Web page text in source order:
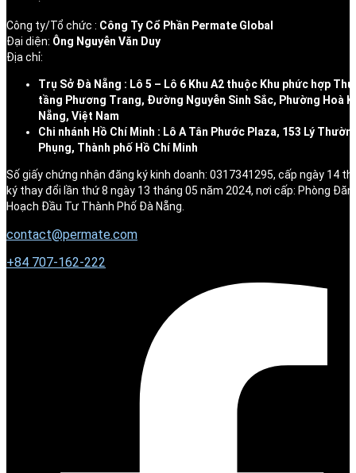
Công ty/Tổ chức : Công Ty Cổ Phần Permate Global
Đại diện: Ông Nguyễn Văn Duy
Địa chỉ:
Trụ Sở Đà Nẵng : Lô 5 – Lô 6 Khu A2 thuộc Khu phức hợp
tầng Phương Trang, Đường Nguyễn Sinh Sắc, Phường Hoà
Nẵng, Việt Nam
Chi nhánh Hồ Chí Minh : Lô A Tân Phước Plaza, 153 Lý
Phụng, Thành phố Hồ Chí Minh
Số giấy chứng nhận đăng ký kinh doanh: 0317341295, cấp ngày 14
ký thay đổi lần thứ 8 ngày 13 tháng 05 năm 2024, nơi cấp: Phòng
Hoạch Đầu Tư Thành Phố Đà Nẵng.
contact@permate.com
+84 707-162-222